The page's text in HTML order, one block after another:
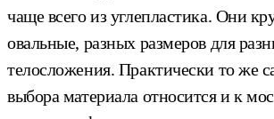
чаще всего из углепластика. Они
овальные, разных размеров для
телосложения. Практически то же
выбора материала относится и к